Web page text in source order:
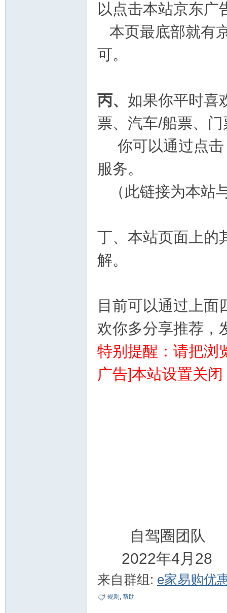
以点击本站京东
本页最底部就有
可。
丙、 如果你平时喜
票、汽车/船票、
你可以通过点
服务。
（此链接为本站
丁、本站页面上的
解。
目前可以通过上面
欢你多分享推荐，
特别提醒：请把浏
广告]本站设置关
自驾圈团队
2022年4月28
来自群组: e家易购优
规则 , 帮助